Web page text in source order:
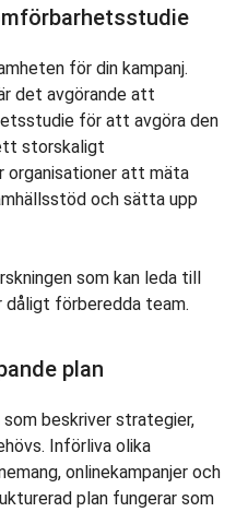
för din kampanj.
det avgörande att
för att avgöra den
storskaligt
organisationer att mäta
och sätta upp
som kan leda till
dåligt förberedda team.
plan
beskriver strategier,
Införliva olika
onlinekampanjer och
plan fungerar som